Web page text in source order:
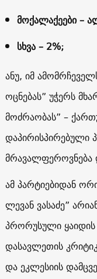
მოქალაქეები –
სხვა – 2%;
ანუ, იმ
ოცნებას” უჭერს
მოძრაობას” –
დაპირისპირებული
მრავალფეროვნება
ამ პარტიებიდან
ლევან ვასაძე”
პრორუსული ყაიდის
დასავლეთის
და ეკლესიის